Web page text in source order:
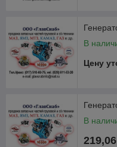
В
Цену
В
219,06